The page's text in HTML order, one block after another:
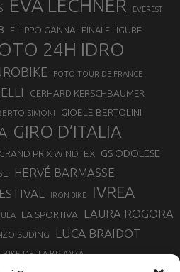
EVA LECHNER EVEREST
FILIPPO GANNA FINALE LIGURE
24H IDRO
FOTO TOUR DE FRANCE
GERHARD KERSCHBAUMER
SIMONI GIOELE BERTOLINI
GIRO D’ITALIA
GRAND PRIX WINDTEX GS ODOLESE
HERVÉ BARMASSE
IRON BIKE IVREA
LA SPORTIVA LAURA ROGORA
SUDING LUCA BRAIDOT
BIKE DELLA BRIANZA